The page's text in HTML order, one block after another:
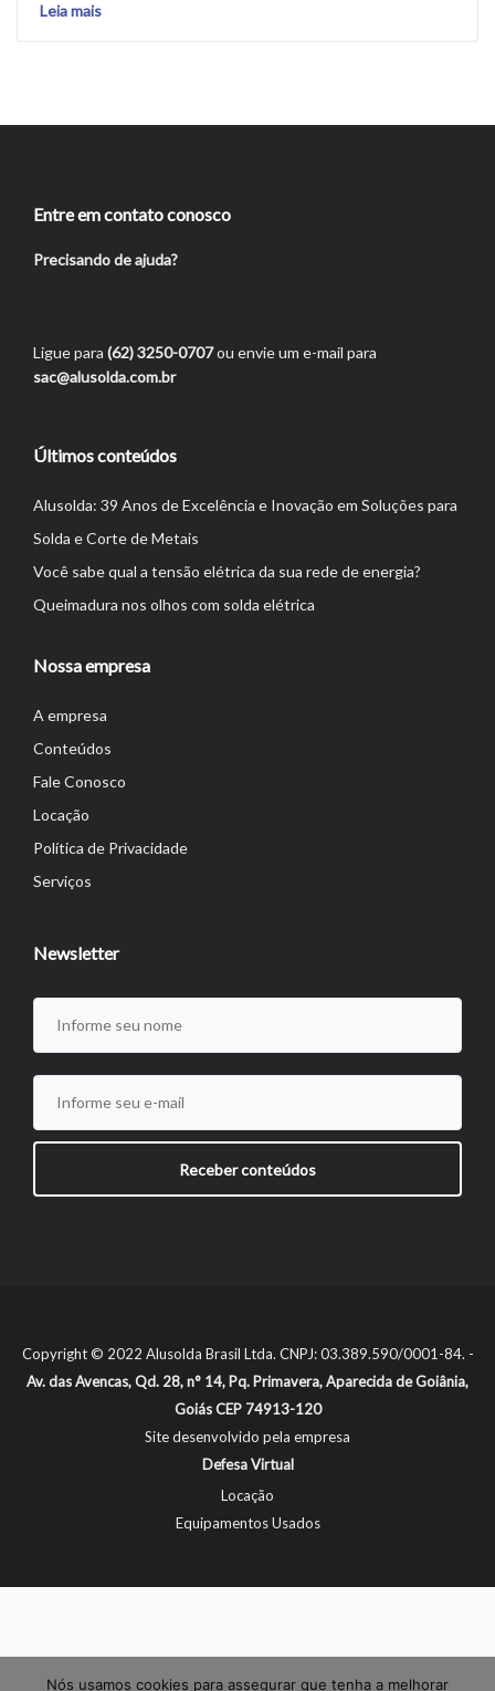
Leia mais
Entre em contato conosco
Precisando de ajuda?
Ligue para (62) 3250-0707ou envie um e-mail para
sac@alusolda.com.br
Últimos conteúdos
Alusolda: 39 Anos de Excelência e Inovação em Soluções para
Solda e Corte de Metais
Você sabe qual a tensão elétrica da sua rede de energia?
Queimadura nos olhos com solda elétrica
Nossa empresa
A empresa
Conteúdos
Fale Conosco
Locação
Política de Privacidade
Serviços
Newsletter
Copyright © 2022 Alusolda Brasil Ltda. CNPJ: 03.389.590/0001-84. -
Av. das Avencas, Qd. 28, n° 14, Pq. Primavera, Aparecida de Goiânia,
Goiás CEP 74913-120
Site desenvolvido pela empresa
Defesa Virtual
Locação
Equipamentos Usados
Nós usamos cookies para assegurar que tenha a melhorar